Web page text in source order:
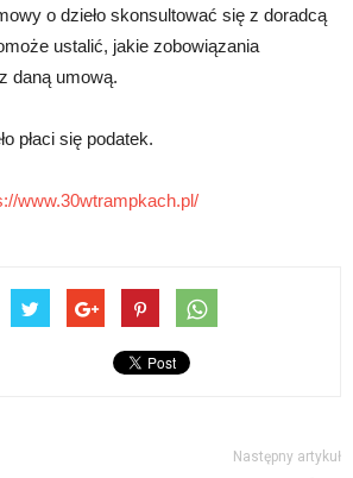
o dzieło skonsultować się z doradcą
ustalić, jakie zobowiązania
daną umową.
płaci się podatek.
www.30wtrampkach.pl/
Następny artykuł